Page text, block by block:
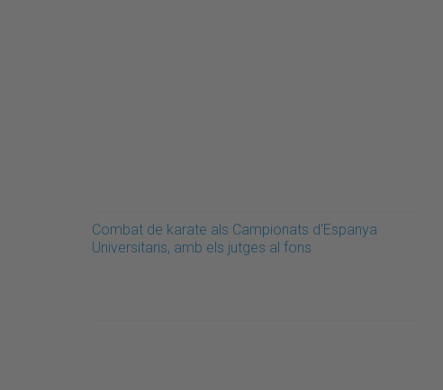
Combat de karate als Campionats d'Espanya
Universitaris, amb els jutges al fons